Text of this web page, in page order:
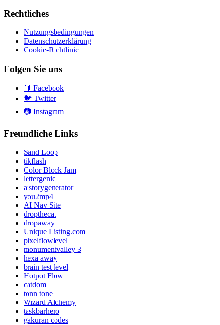
Rechtliches
Nutzungsbedingungen
Datenschutzerklärung
Cookie-Richtlinie
Folgen Sie uns
📘 Facebook
🐦 Twitter
📷 Instagram
Freundliche Links
Sand Loop
tikflash
Color Block Jam
lettergenie
aistorygenerator
you2mp4
AI Nav Site
dropthecat
dropaway
Unique Listing.com
pixelflowlevel
monumentvalley 3
hexa away
brain test level
Hotpot Flow
catdom
tonn tone
Wizard Alchemy
taskbarhero
gakuran codes